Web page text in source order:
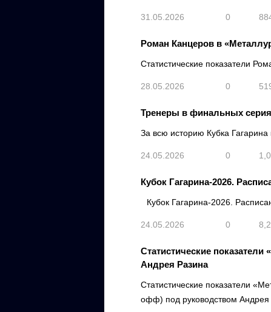
31.05.2026 0
Роман Канцеров в
Статистические показатели
28.05.2026 0
Тренеры в финальных
За всю историю Кубка
24.05.2026 0
Кубок Гагарина-2026.
Кубок Гагарина-2026.
24.05.2026 0
Статистические
Андрея Разина
Статистические показатели
офф) под руководством Андрея